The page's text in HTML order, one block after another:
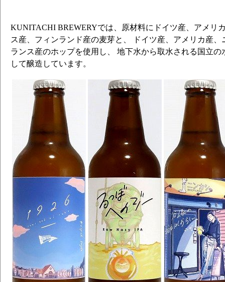
KUNITACHI BREWERYでは、原材料にドイツ産、アメリ
ス産、フィンランド産の麦芽と、 ドイツ産、アメリカ産
ランス産のホップを使用し、 地下水から取水される国立
して醸造しています。